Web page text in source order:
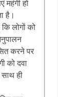
महंगी हो
है।
लोगों को
करने पर
को दवा
ही